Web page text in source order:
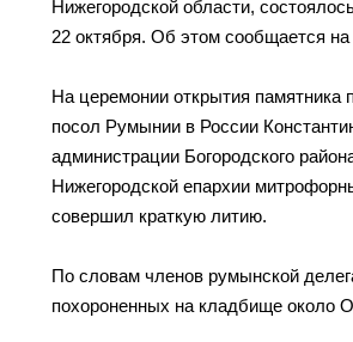
Нижегородской области,
22 октября. Об этом сообщается на
На церемонии открытия
посол Румынии в России
администрации Богородского
Нижегородской епархии
совершил краткую литию.
По словам членов румынской
похороненных на кладбище около